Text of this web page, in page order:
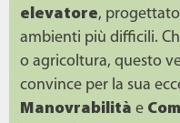
elevatore,
ambienti più difficili.
o agricoltura, questo
convince per la sua
Manovrabilità e